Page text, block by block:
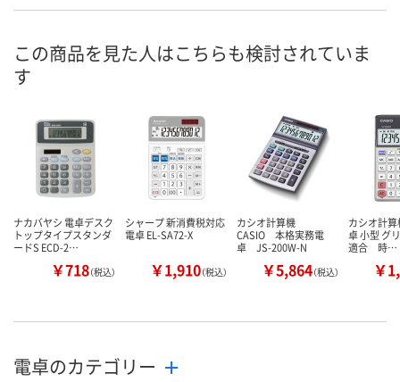
この商品を見た人はこちらも検討されていま
す
ナカバヤシ 電卓デスク
トップタイプスタンダ
ードS ECD-2…
￥718（税込）
シャープ 新消費税対応
電卓 EL-SA72-X
￥1,910（税込）
カシオ計算機
CASIO 本格実務電
卓 JS-200W-N
￥5,864（税込）
カシオ計算
卓 小型 グ
適合 時…
￥
電卓のカテゴリー